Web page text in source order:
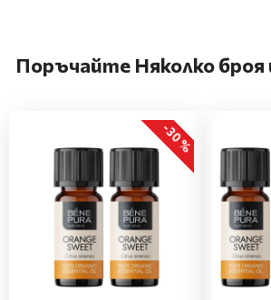
Поръчайте Няколко
-30 %